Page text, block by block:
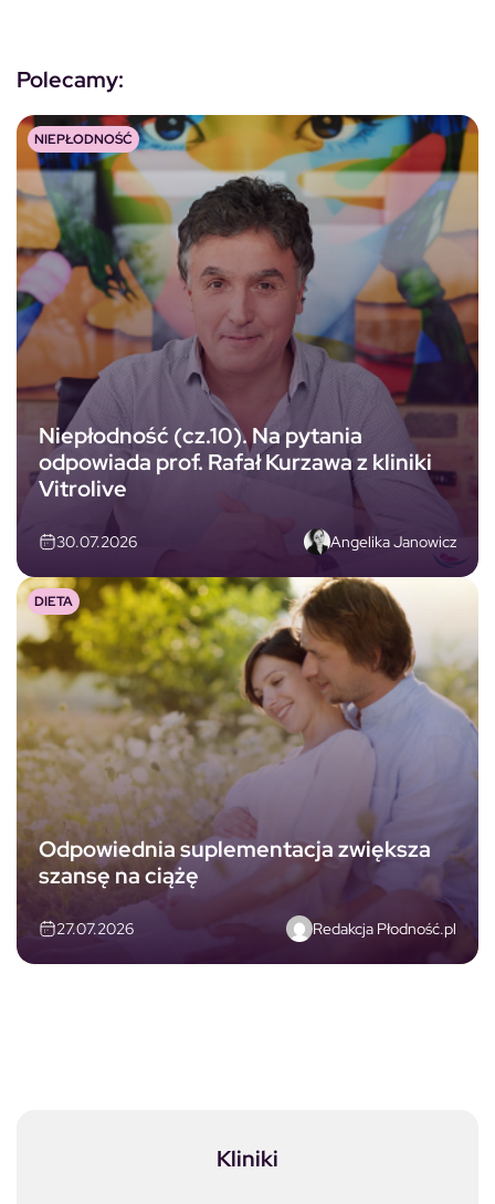
Polecamy:
Niepłodność (cz.10). Na pytania
odpowiada prof. Rafał Kurzawa z kliniki
Vitrolive
30.07.2026 Angelika Janowicz
NIEPŁODNOŚĆ
Odpowiednia suplementacja zwiększa
szansę na ciążę
27.07.2026 Redakcja Płodność.pl
DIETA
Kliniki